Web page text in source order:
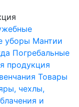
уборы Мантии
Погребальные
продукция
Товары
чехлы,
и